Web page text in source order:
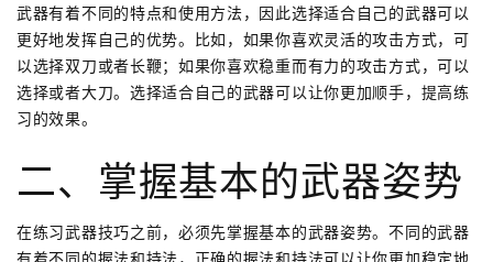
武器有着不同的特点和使用方法，因此选择适合自己的武器可以
更好地发挥自己的优势。比如，如果你喜欢灵活的攻击方式，可
以选择双刀或者长鞭；如果你喜欢稳重而有力的攻击方式，可以
选择或者大刀。选择适合自己的武器可以让你更加顺手，提高练
习的效果。
二、掌握基本的武器姿势
在练习武器技巧之前，必须先掌握基本的武器姿势。不同的武器
有着不同的握法和持法，正确的握法和持法可以让你更加稳定地